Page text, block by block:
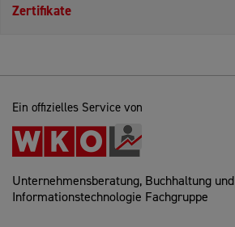
Zertifikate
Ein offizielles Service von
Unternehmensberatung, Buchhaltung und
Informationstechnologie Fachgruppe